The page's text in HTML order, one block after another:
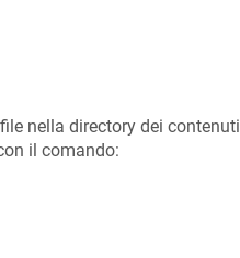
nella directory dei contenuti
il comando: